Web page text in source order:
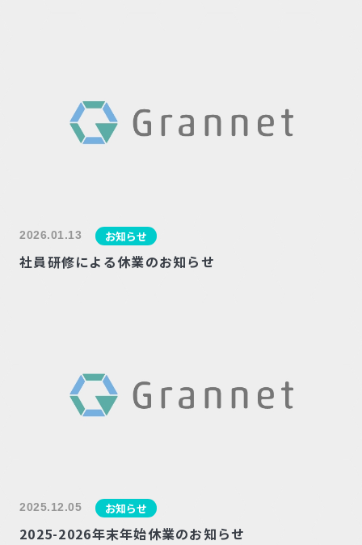
2026.01.13 お知らせ
社員研修による休業のお知らせ
2025.12.05 お知らせ
2025-2026年末年始休業のお知らせ